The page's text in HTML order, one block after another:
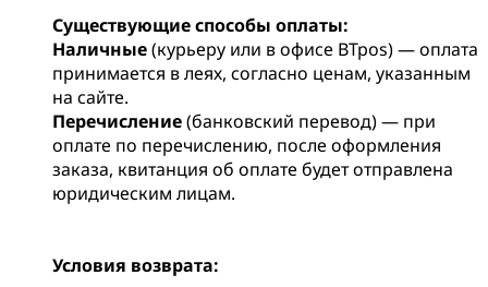
Существующие способы оплаты:
Наличные(курьеру или в офисе BTpos) — оплата
принимается в леях, согласно ценам, указанным
на сайте.
Перечисление(банковский перевод) — при
оплате по перечислению, после оформления
заказа, квитанция об оплате будет отправлена
юридическим лицам.
Условия возврата: